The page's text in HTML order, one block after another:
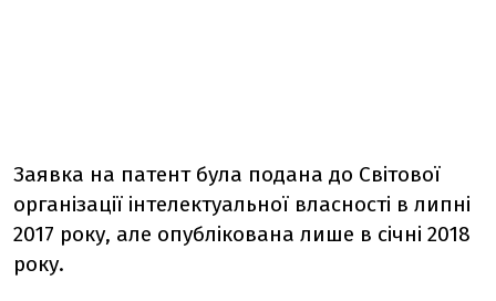
Заявка на патент була подана до Світової
організації інтелектуальної власності в липні
2017 року, але опублікована лише в січні 2018
року.